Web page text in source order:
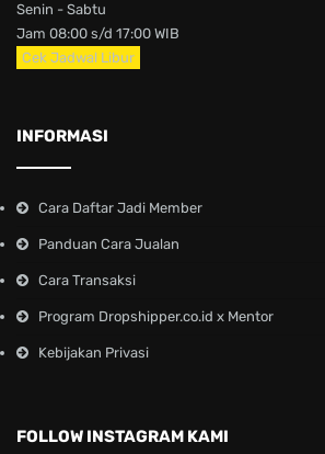
Senin - Sabtu
Jam 08:00 s/d 17:00 WIB
Cek Jadwal Libur
INFORMASI
Cara Daftar Jadi Member
Panduan Cara Jualan
Cara Transaksi
Program Dropshipper.co.id x Mentor
Kebijakan Privasi
FOLLOW INSTAGRAM KAMI